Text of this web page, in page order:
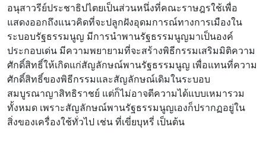
อนุสาวรีย์ประชาธิปไตยเป็นส่วนหนึ่งที่คณะราษฎรใช้เพื่อ
แสดงออกถึงแนวคิดที่จะปลูกฝังอุดมการณ์ทางการเมืองใน
ระบอบรัฐธรรมนูญ มีการนำพานรัฐธรรมนูญมาเป็นองค์
ประกอบเด่น มีความพยายามที่จะสร้างพิธีกรรมเสริมมิติความ
ศักดิ์สิทธิ์ให้เกิดแก่สัญลักษณ์พานรัฐธรรมนูญ เพื่อแทนที่ความ
ศักดิ์สิทธิ์ของพิธีกรรมและสัญลักษณ์เดิมในระบอบ
สมบูรณาญาสิทธิราชย์ แต่ก็ไม่อาจตีความได้แบบเหมารวม
ทั้งหมด เพราะสัญลักษณ์พานรัฐธรรมนูญเองก็ปรากฏอยู่ใน
สิ่งของเครื่องใช้ทั่วไป เช่น ที่เขี่ยบุหรี่ เป็นต้น